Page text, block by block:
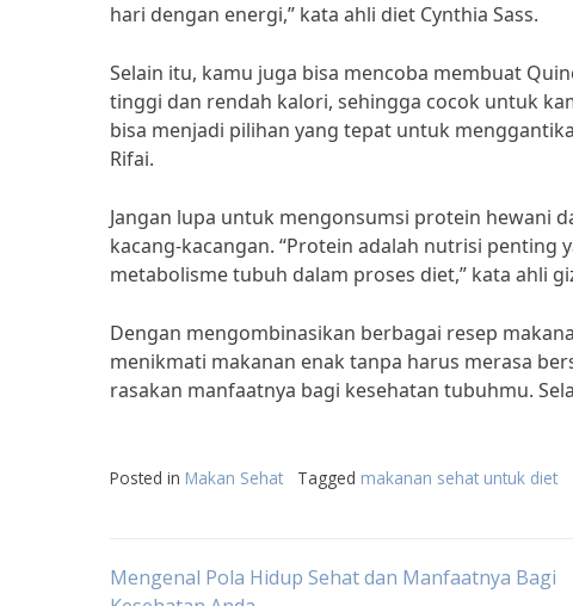
hari dengan energi,” kata ahli diet Cynthia Sass.
Selain itu, kamu juga bisa mencoba membuat
tinggi dan rendah kalori, sehingga cocok untuk
bisa menjadi pilihan yang tepat untuk
Rifai.
Jangan lupa untuk mengonsumsi protein hewani
kacang-kacangan. “Protein adalah nutrisi
metabolisme tubuh dalam proses diet,” kata ahli
Dengan mengombinasikan berbagai resep
menikmati makanan enak tanpa harus merasa
rasakan manfaatnya bagi kesehatan tubuhmu.
Posted in Makan Sehat Tagged makanan sehat untuk diet
Post
Mengenal Pola Hidup Sehat dan Manfaatnya Bagi